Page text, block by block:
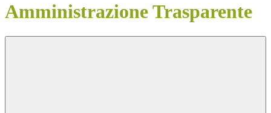
Amministrazione Trasparente